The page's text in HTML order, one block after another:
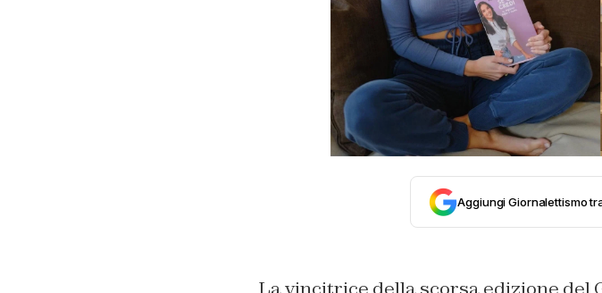
Aggiungi Giornalettismo